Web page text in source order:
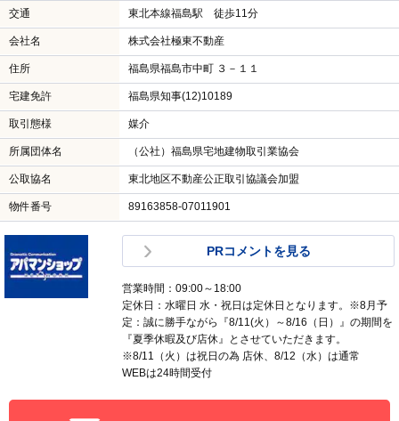
交通 東北本線福島駅 徒歩11分
会社名 株式会社極東不動産
住所 福島県福島市中町 ３－１１
宅建免許 福島県知事(12)10189
取引態様 媒介
所属団体名 （公社）福島県宅地建物取引業協会
公取協名 東北地区不動産公正取引協議会加盟
物件番号 89163858-07011901
PRコメントを見る
営業時間：09:00～18:00
定休日：水曜日 水・祝日は定休日となります。※8月予
定：誠に勝手ながら『8/11(火）～8/16（日）』の期間を
『夏季休暇及び店休』とさせていただきます。
※8/11（火）は祝日の為 店休、8/12（水）は通常
WEBは24時間受付